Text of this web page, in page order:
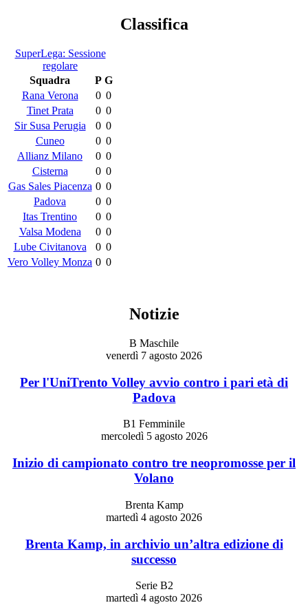
Classifica
SuperLega: Sessione
regolare
Squadra
P G
Rana Verona
0 0
Tinet Prata
0 0
Sir Susa Perugia
0 0
Cuneo
0 0
Allianz Milano
0 0
Cisterna
0 0
Gas Sales Piacenza 0 0
Padova
0 0
Itas Trentino
0 0
Valsa Modena
0 0
Lube Civitanova
0 0
Vero Volley Monza 0 0
Notizie
B Maschile
venerdì 7 agosto 2026
Per l'UniTrento Volley avvio contro i pari età di
Padova
B1 Femminile
mercoledì 5 agosto 2026
Inizio di campionato contro tre neopromosse per il
Volano
Brenta Kamp
martedì 4 agosto 2026
Brenta Kamp, in archivio un’altra edizione di
successo
Serie B2
martedì 4 agosto 2026